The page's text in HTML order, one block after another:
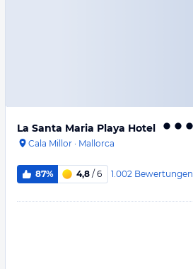
La Santa Maria Playa Hotel
Cala Millor · Mallorca
87% 4,8 / 6 1.002 Bewertungen